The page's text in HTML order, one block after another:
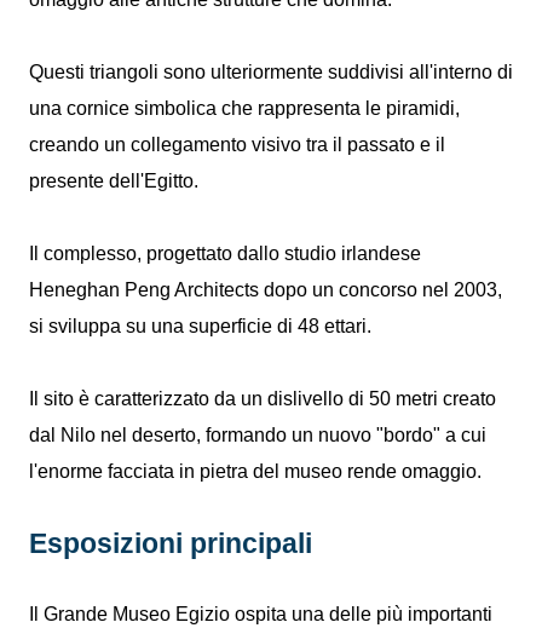
Questi triangoli sono ulteriormente suddivisi all'interno di
una cornice simbolica che rappresenta le piramidi,
creando un collegamento visivo tra il passato e il
presente dell'Egitto.
Il complesso, progettato dallo studio irlandese
Heneghan Peng Architects dopo un concorso nel 2003,
si sviluppa su una superficie di 48 ettari.
Il sito è caratterizzato da un dislivello di 50 metri creato
dal Nilo nel deserto, formando un nuovo "bordo" a cui
l'enorme facciata in pietra del museo rende omaggio.
Esposizioni principali
Il Grande Museo Egizio ospita una delle più importanti